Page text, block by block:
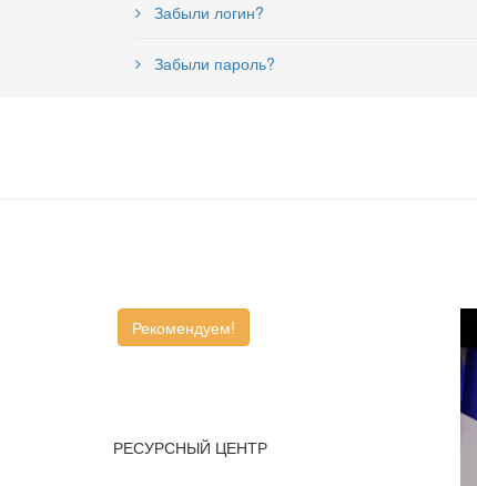
Забыли логин?
Забыли пароль?
Рекомендуем!
РЕСУРСНЫЙ ЦЕНТР